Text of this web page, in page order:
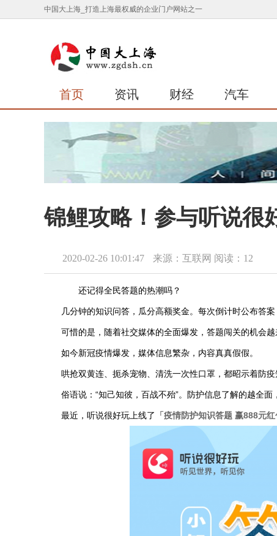
中国大上海_打造上海最权威的企业门户网站之一
首页 资讯 财经 汽车
锦鲤攻略！参与听说很
2020-02-26 10:01:47 来源：互联网 阅读：12
还记得全民答题的热潮吗？
几分钟的知识问答，瓜分高额奖金。每次倒计时公布答案
可惜的是，随着社交媒体的全面爆发，答题闯关的机会
如今新冠疫情爆发，媒体信息繁杂，内容真真假假。
哄抢双黄连、扼杀宠物、清洗一次性口罩，都昭示着防疫
俗语说：“知己知彼，百战不殆”。防护信息了解的越全面
最近，听说很好玩上线了 「疫情防护知识答题 赢888元